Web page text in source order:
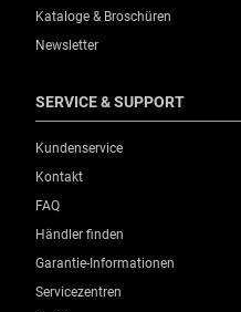
Kataloge & Broschüren
Newsletter
SERVICE & SUPPORT
Kundenservice
Kontakt
FAQ
Händler finden
Garantie-Informationen
Servicezentren